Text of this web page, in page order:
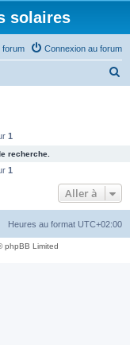
solaires
Connexion au forum
forum
c
e
1
recherche.
1
Aller à
Heures au format UTC+02:00
phpBB Limited